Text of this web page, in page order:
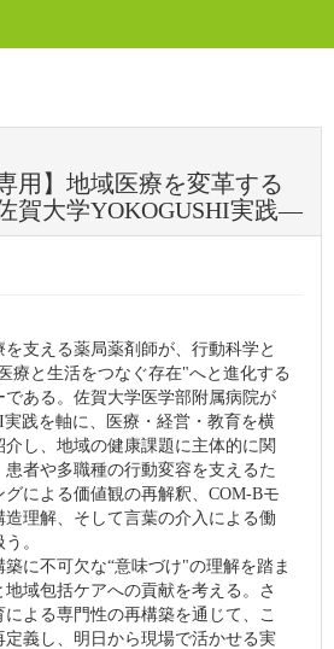
用】地域医療を変革する
大学YOKOGUSHI実践―
支える薬局薬剤師が、行動科学と
療と生活をつなぐ存在"へと進化する
である。佐賀大学医学部附属病院が
践を軸に、医療・経営・教育を横
し、地域の健康課題に主体的に関
者や多職種の行動変容を支えるた
による価値観の再解釈、COM-Bモ
理解、そして言葉の介入による働
。
築に不可欠な“意味づけ"の理解を踏ま
域包括ケアへの貢献を考える。さ
よる専門性の再構築を通じて、こ
義し、明日から現場で活かせる実